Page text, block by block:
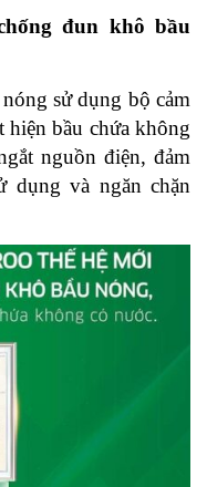
đun khô bầu
sử dụng bộ cảm
bầu chứa không
nguồn điện, đảm
dụng và ngăn chặn